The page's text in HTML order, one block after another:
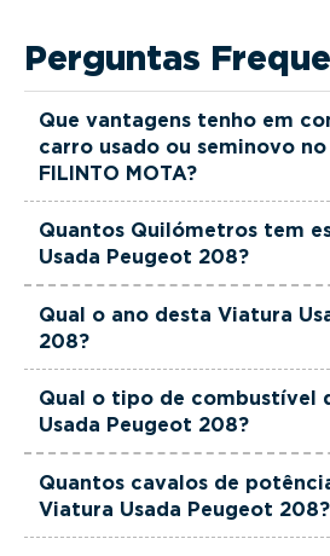
Perguntas
Que vantagens tenho em
carro usado ou seminovo
FILINTO MOTA?
FILINTO MOTA são
quilómetros reais garantidos.
de uma equipa de gestores
pronta a ajudá-lo a encontrar
melhor se adapta às suas
orçamento.
Quantos Quilómetros tem
Usada Peugeot 208?
actualmente 5609 km.
Qual o ano desta Viatura
208?
Qual o tipo de combustível
Usada Peugeot 208?
com uma motorização Híbrido
Quantos cavalos de
Viatura Usada Peugeot 208?